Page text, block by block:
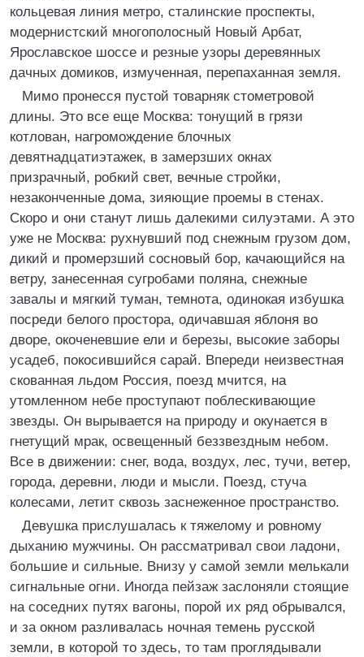
кольцевая линия метро, сталинские проспекты,
модернистский многополосный Новый Арбат,
Ярославское шоссе и резные узоры деревянных
дачных домиков, измученная, перепаханная земля.
Мимо пронесся пустой товарняк стометровой
длины. Это все еще Москва: тонущий в грязи
котлован, нагромождение блочных
девятнадцатиэтажек, в замерзших окнах
призрачный, робкий свет, вечные стройки,
незаконченные дома, зияющие проемы в стенах.
Скоро и они станут лишь далекими силуэтами. А это
уже не Москва: рухнувший под снежным грузом дом,
дикий и промерзший сосновый бор, качающийся на
ветру, занесенная сугробами поляна, снежные
завалы и мягкий туман, темнота, одинокая избушка
посреди белого простора, одичавшая яблоня во
дворе, окоченевшие ели и березы, высокие заборы
усадеб, покосившийся сарай. Впереди неизвестная
скованная льдом Россия, поезд мчится, на
утомленном небе проступают поблескивающие
звезды. Он вырывается на природу и окунается в
гнетущий мрак, освещенный беззвездным небом.
Все в движении: снег, вода, воздух, лес, тучи, ветер,
города, деревни, люди и мысли. Поезд, стуча
колесами, летит сквозь заснеженное пространство.
Девушка прислушалась к тяжелому и ровному
дыханию мужчины. Он рассматривал свои ладони,
большие и сильные. Внизу у самой земли мелькали
сигнальные огни. Иногда пейзаж заслоняли стоящие
на соседних путях вагоны, порой их ряд обрывался,
и за окном разливалась ночная темень русской
земли, в которой то здесь, то там проглядывали